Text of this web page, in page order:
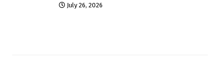
July 26, 2026